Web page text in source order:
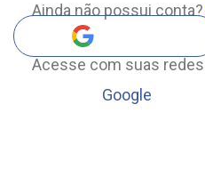
Ainda não possui conta?
Acesse com suas
Google